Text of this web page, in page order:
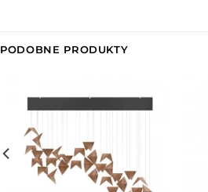
PODOBNE PRODUKTY